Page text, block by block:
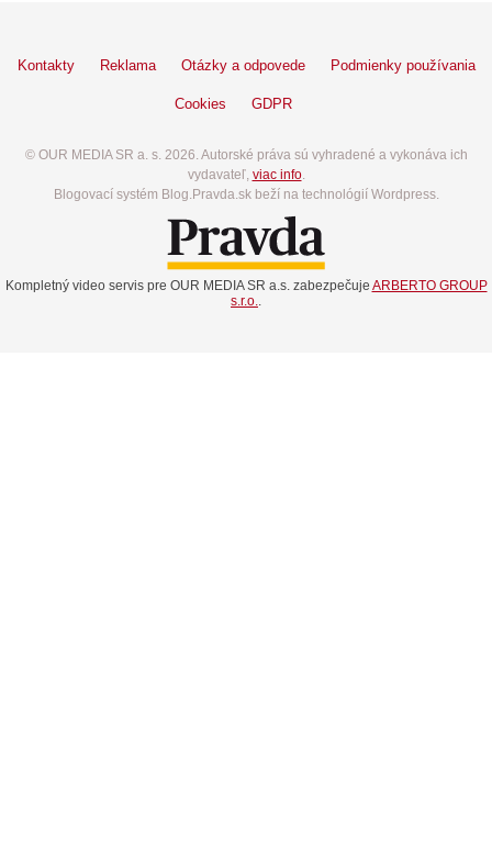
Kontakty Reklama Otázky a odpovede Podmienky používania
Cookies GDPR
© OUR MEDIA SR a. s. 2026. Autorské práva sú vyhradené a vykonáva ich
vydavateľ, viac info.
Blogovací systém Blog.Pravda.sk beží na technológií Wordpress.
Kompletný video servis pre OUR MEDIA SR a.s. zabezpečuje ARBERTO GROUP
s.r.o..